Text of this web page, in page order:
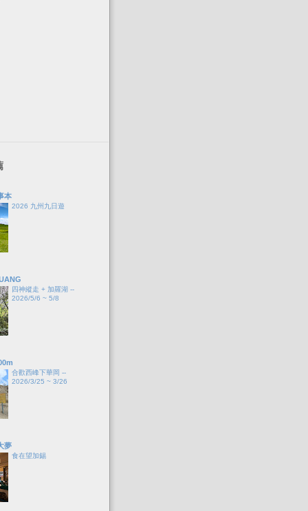
本
2026 九州九日遊
四神縱走 + 加羅湖 --
2026/5/6 ~ 5/8
合歡西峰下華岡 --
2026/3/25 ~ 3/26
夢
食在望加錫